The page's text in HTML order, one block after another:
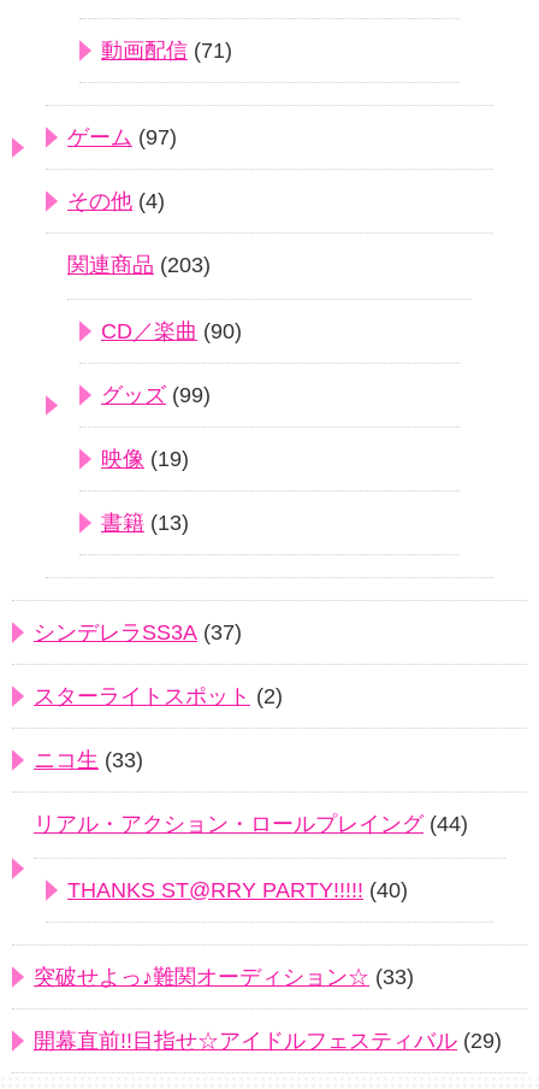
動画配信 (71)
ゲーム (97)
その他 (4)
関連商品 (203)
CD／楽曲 (90)
グッズ (99)
映像 (19)
書籍 (13)
シンデレラSS3A (37)
スターライトスポット (2)
ニコ生 (33)
リアル・アクション・ロールプレイング(44)
THANKS ST@RRY PARTY!!!!! (40)
突破せよっ♪難関オーディション☆ (33)
開幕直前!!目指せ☆アイドルフェスティバル (29)